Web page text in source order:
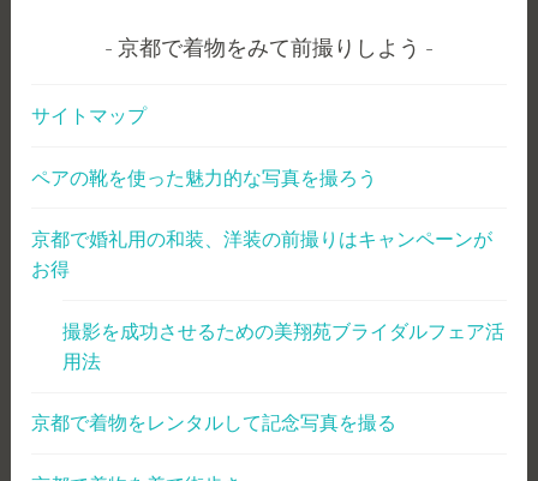
京都で着物をみて前撮りしよう
サイトマップ
ペアの靴を使った魅力的な写真を撮ろう
京都で婚礼用の和装、洋装の前撮りはキャンペーンが
お得
撮影を成功させるための美翔苑ブライダルフェア活
用法
京都で着物をレンタルして記念写真を撮る